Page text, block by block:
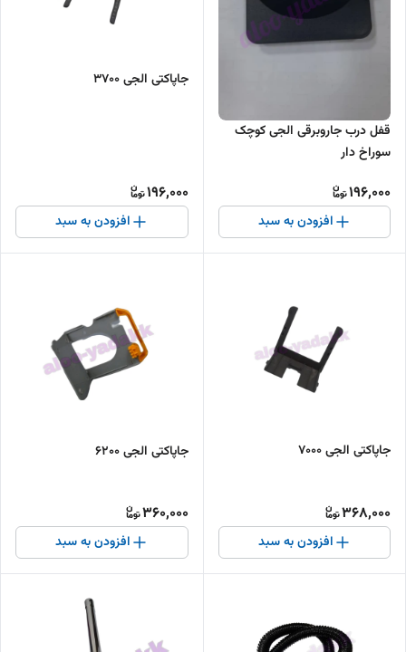
قفل درب جاروبرقی الجی کوچک
سوراخ دار
196,000
افزودن به سبد
جاپاکتی الجی ۳۷۰۰
196,000
افزودن به سبد
جاپاکتی الجی ۷۰۰۰
368,000
افزودن به سبد
جاپاکتی الجی ۶۲۰۰
360,000
افزودن به سبد